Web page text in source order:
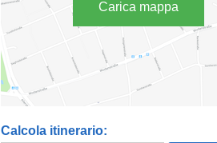
Carica mappa
Calcola itinerario: